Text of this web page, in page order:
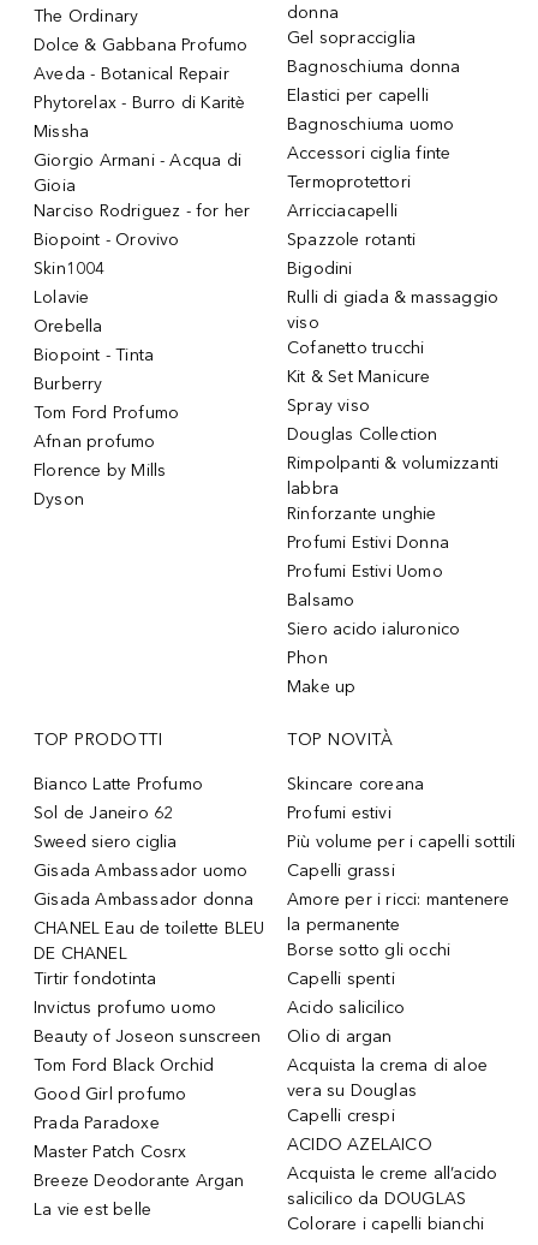
The Ordinary
Dolce & Gabbana Profumo
Aveda - Botanical Repair
Phytorelax - Burro di Karitè
Missha
Giorgio Armani - Acqua di
Gioia
Narciso Rodriguez - for her
Biopoint - Orovivo
Skin1004
Lolavie
Orebella
Biopoint - Tinta
Burberry
Tom Ford Profumo
Afnan profumo
Florence by Mills
Dyson
donna
Gel sopracciglia
Bagnoschiuma donna
Elastici per capelli
Bagnoschiuma uomo
Accessori ciglia finte
Termoprotettori
Arricciacapelli
Spazzole rotanti
Bigodini
Rulli di giada & massaggio
viso
Cofanetto trucchi
Kit & Set Manicure
Spray viso
Douglas Collection
Rimpolpanti & volumizzanti
labbra
Rinforzante unghie
Profumi Estivi Donna
Profumi Estivi Uomo
Balsamo
Siero acido ialuronico
Phon
Make up
TOP PRODOTTI
Bianco Latte Profumo
Sol de Janeiro 62
Sweed siero ciglia
Gisada Ambassador uomo
Gisada Ambassador donna
CHANEL Eau de toilette BLEU
DE CHANEL
Tirtir fondotinta
Invictus profumo uomo
Beauty of Joseon sunscreen
Tom Ford Black Orchid
Good Girl profumo
Prada Paradoxe
Master Patch Cosrx
Breeze Deodorante Argan
La vie est belle
TOP NOVITÀ
Skincare coreana
Profumi estivi
Più volume per i capelli sottili
Capelli grassi
Amore per i ricci: mantenere
la permanente
Borse sotto gli occhi
Capelli spenti
Acido salicilico
Olio di argan
Acquista la crema di aloe
vera su Douglas
Capelli crespi
ACIDO AZELAICO
Acquista le creme all’acido
salicilico da DOUGLAS
Colorare i capelli bianchi